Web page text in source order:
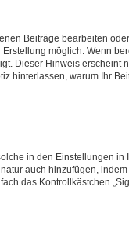
Beiträge bearbeiten
möglich. Wenn
Dieser Hinweis
hinterlassen, warum Ihr
in den Einstellungen
auch hinzufügen,
das Kontrollkästchen